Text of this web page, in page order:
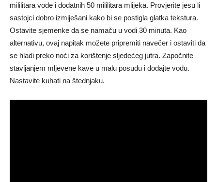
mililitara vode i dodatnih 50 mililitara mlijeka. Provjerite jesu li
sastojci dobro izmiješani kako bi se postigla glatka tekstura.
Ostavite sjemenke da se namaču u vodi 30 minuta. Kao
alternativu, ovaj napitak možete pripremiti navečer i ostaviti da
se hladi preko noći za korištenje sljedećeg jutra. Započnite
stavljanjem mljevene kave u malu posudu i dodajte vodu.
Nastavite kuhati na štednjaku.